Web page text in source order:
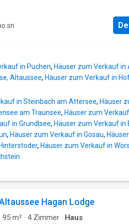
Bergblick in
Zeiten bewahrt. Die Lage in
mit der Nähe zu den kulturellen
neun Zimmern – darunter sechs
– bietet das Haus
Die Immobilie überzeugt
Charme und traditionelle
Charakter verleihen.
vor allem authentische Details
einem Ort mit Geschichte und
Ei
in Puchen, Häuser zum Verkauf
Altaussee, Häuser zum Verkauf in
in Steinbach am Attersee, Häuser
am Traunsee, Häuser zum
in Grundlsee, Häuser zum Verkauf in
, Häuser zum Verkauf in Gosau,
, Häuser zum Verkauf in
Hagan Lodge
95 m² · 4Zimmer · Haus